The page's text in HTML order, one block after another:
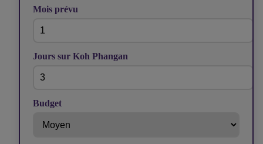
Mois prévu
Jours sur Koh Phangan
Budget